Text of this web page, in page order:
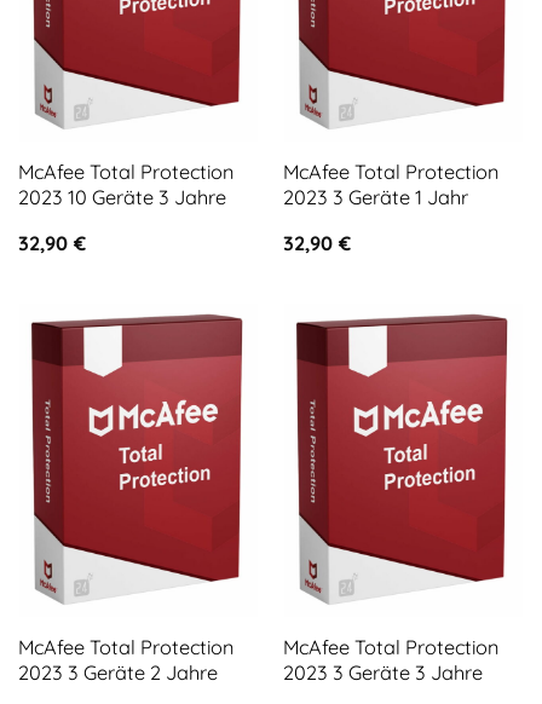
McAfee Total Protection
2023 10 Geräte 3 Jahre
32,90 €
McAfee Total Protection
2023 3 Geräte 1 Jahr
32,90 €
McAfee Total Protection
2023 3 Geräte 2 Jahre
McAfee Total Protection
2023 3 Geräte 3 Jahre